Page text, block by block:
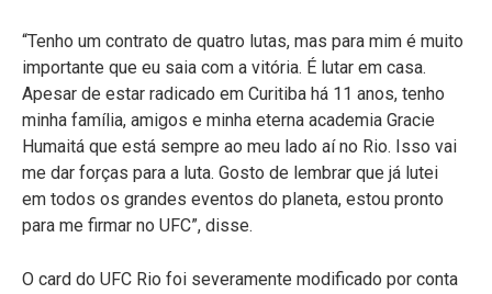
“Tenho um contrato de quatro lutas, mas para mim é muito
importante que eu saia com a vitória. É lutar em casa.
Apesar de estar radicado em Curitiba há 11 anos, tenho
minha família, amigos e minha eterna academia Gracie
Humaitá que está sempre ao meu lado aí no Rio. Isso vai
me dar forças para a luta. Gosto de lembrar que já lutei
em todos os grandes eventos do planeta, estou pronto
para me firmar no UFC”, disse.
O card do UFC Rio foi severamente modificado por conta